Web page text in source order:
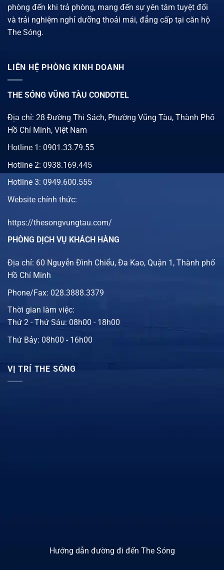
phòng đến khi trả phòng, mang đến sự yên tâm tuyệt đối
và trải nghiệm nghỉ dưỡng thoải mái, đẳng cấp tại căn hộ
The Sóng.
LIÊN HỆ PHÒNG KINH DOANH
THE SÓNG VŨNG TÀU CONDOTEL
Địa chỉ: 28 Đường Thi Sách, Phường Vũng Tàu, Thành Phố
Hồ Chí Minh, Việt Nam
Hotline 1: 0901.33.79.55
Hotline 2: 0938.169.445
Hotline 3: 0949.600.555
Website chính thức:
https://thesongvungtau.com/
PHÒNG DỊCH VỤ KHÁCH HÀNG
Địa chỉ: 60 Nguyễn Đình Chiểu, Đa Kao, Quận 1, Thành phố
Hồ Chí Minh
Phone/Fax: 028.3888.3379
Thời gian làm việc:
Thứ 2 - Thứ Sáu: 08h00 - 18h00
Thứ Bảy: 08h00 - 16h00
VỊ TRÍ THE SÓNG
Hướng dẫn đường đi đến The Sóng